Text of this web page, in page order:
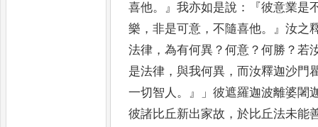
喜他。』我亦如是說 ：『彼意業是
樂 ，非是可意 ，不隨喜他。』汝之
法律 ，為有何異 ？何意 ？何勝 ？若
是法律 ，與我何異 ， 而汝釋迦沙門
一切智人 。』」彼遮羅迦波離婆闍
彼諸比丘新出家故 ，於比丘法未能